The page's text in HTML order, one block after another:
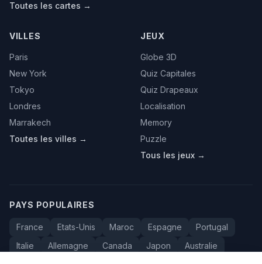
Toutes les cartes →
VILLES
Paris
New York
Tokyo
Londres
Marrakech
Toutes les villes →
JEUX
Globe 3D
Quiz Capitales
Quiz Drapeaux
Localisation
Memory
Puzzle
Tous les jeux →
PAYS POPULAIRES
France Etats-Unis Maroc Espagne
Portugal
Italie
Allemagne Canada Japon
Australie